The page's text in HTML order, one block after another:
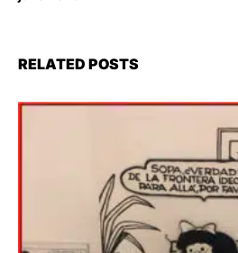
RELATED POSTS